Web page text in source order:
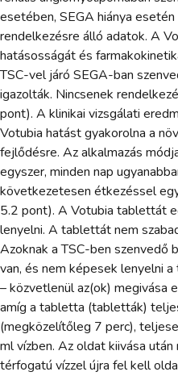
esetében, SEGA hiánya
rendelkezésre álló adatok. A
hatásosságát és
TSC-vel járó SEGA-ban
igazolták. Nincsenek
pont). A klinikai vizsgálati
Votubia hatást gyakorolna a
fejlődésre. Az alkalmazás
egyszer, minden nap
következetesen étkezéssel
5.2 pont). A Votubia tablettát
lenyelni. A tablettát nem
Azoknak a TSC-ben szenvedő
van, és nem képesek lenyelni
– közvetlenül az(ok) megivása
amíg a tabletta (tabletták)
(megközelítőleg 7 perc),
ml vízben. Az oldat kiivása
térfogatú vízzel újra fel kell